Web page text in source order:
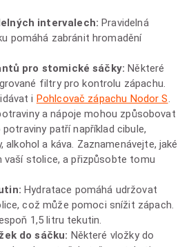
intervalech: Pravidelná
pomáhá zabránit hromadění
pro stomické sáčky: Některé
filtry pro kontrolu zápachu.
i Pohlcovač zápachu Nodor S.
a nápoje mohou způsobovat
patří například cibule,
alkohol a káva. Zaznamenávejte, jaké
vaší stolice, a přizpůsobte tomu
Hydratace pomáhá udržovat
což může pomoci snížit zápach.
1,5 litru tekutin.
do sáčku: Některé vložky do